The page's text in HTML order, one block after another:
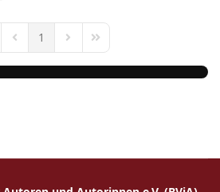
PagePrevious Page
1 Next PageLast Page